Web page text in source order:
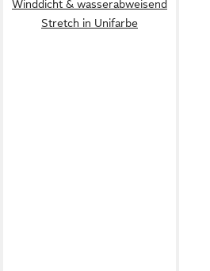
Winddicht & wasserabweisend
Stretch in Unifarbe